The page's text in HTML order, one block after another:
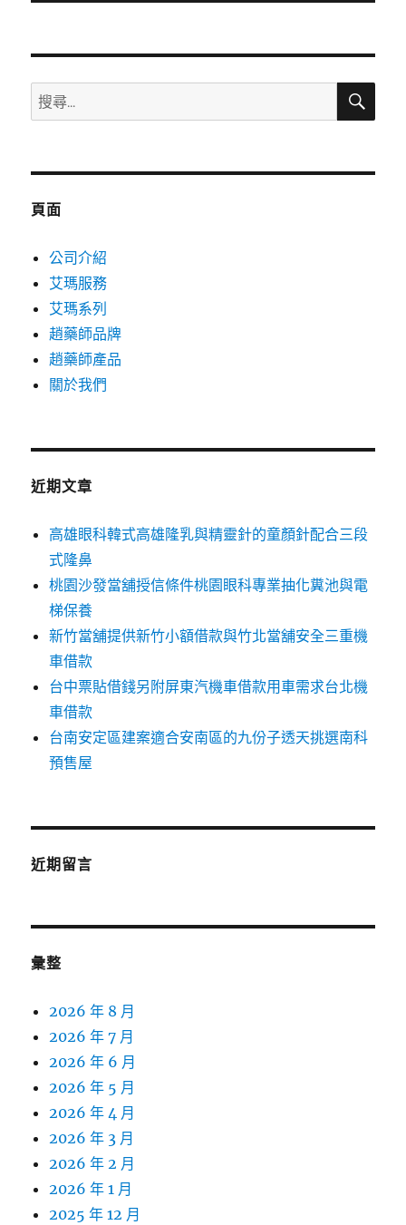
文
搜
尋
鍵
搜
頁面
公司介紹
艾瑪服務
艾瑪系列
趙藥師品牌
趙藥師產品
關於我們
近期文章
高雄眼科韓式高雄隆乳與精靈針的童顏針配合三段
式隆鼻
桃園沙發當舖授信條件桃園眼科專業抽化糞池與電
梯保養
新竹當舖提供新竹小額借款與竹北當舖安全三重機
車借款
台中票貼借錢另附屏東汽機車借款用車需求台北機
車借款
台南安定區建案適合安南區的九份子透天挑選南科
預售屋
近期留言
彙整
2026 年 8 月
2026 年 7 月
2026 年 6 月
2026 年 5 月
2026 年 4 月
2026 年 3 月
2026 年 2 月
2026 年 1 月
2025 年 12 月